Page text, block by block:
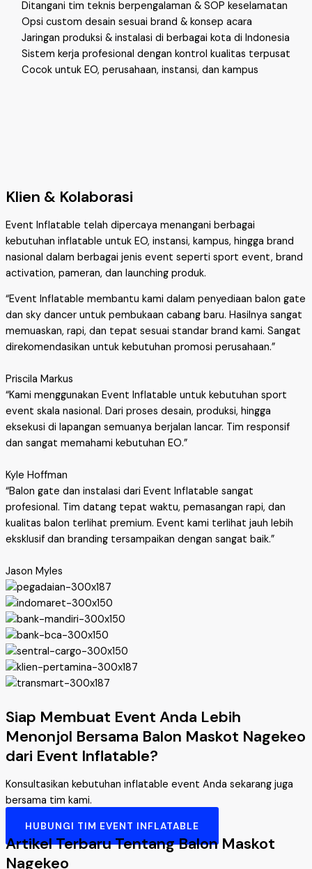
Ditangani tim teknis berpengalaman & SOP keselamatan
Opsi custom desain sesuai brand & konsep acara
Jaringan produksi & instalasi di berbagai kota di Indonesia
Sistem kerja profesional dengan kontrol kualitas terpusat
Cocok untuk EO, perusahaan, instansi, dan kampus
Klien & Kolaborasi
Event Inflatable telah dipercaya menangani berbagai
kebutuhan inflatable untuk EO, instansi, kampus, hingga brand
nasional dalam berbagai jenis event seperti sport event, brand
activation, pameran, dan launching produk.
“Event Inflatable membantu kami dalam penyediaan balon gate
dan sky dancer untuk pembukaan cabang baru. Hasilnya sangat
memuaskan, rapi, dan tepat sesuai standar brand kami. Sangat
direkomendasikan untuk kebutuhan promosi perusahaan.”
Priscila Markus
“Kami menggunakan Event Inflatable untuk kebutuhan sport
event skala nasional. Dari proses desain, produksi, hingga
eksekusi di lapangan semuanya berjalan lancar. Tim responsif
dan sangat memahami kebutuhan EO.”
Kyle Hoffman
“Balon gate dan instalasi dari Event Inflatable sangat
profesional. Tim datang tepat waktu, pemasangan rapi, dan
kualitas balon terlihat premium. Event kami terlihat jauh lebih
eksklusif dan branding tersampaikan dengan sangat baik.”
Jason Myles
Siap Membuat Event Anda Lebih
Menonjol Bersama Balon Maskot Nagekeo
dari Event Inflatable?
Konsultasikan kebutuhan inflatable event Anda sekarang juga
bersama tim kami.
HUBUNGI TIM EVENT INFLATABLE
Artikel Terbaru Tentang Balon Maskot
Nagekeo